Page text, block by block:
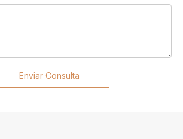
Enviar Consulta